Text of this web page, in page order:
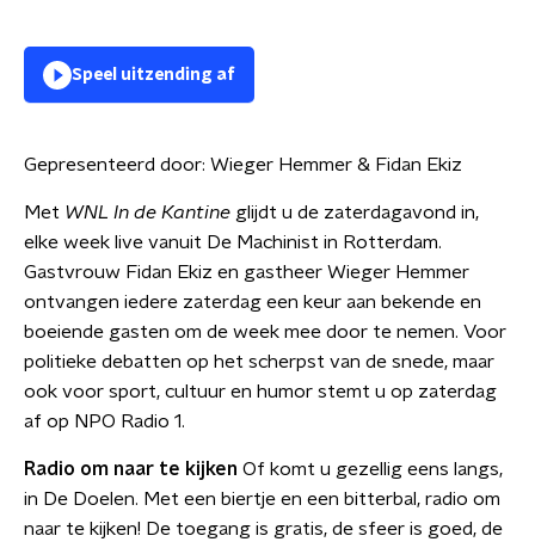
Speel uitzending af
Gepresenteerd door: Wieger Hemmer & Fidan Ekiz
Met WNL In de Kantine glijdt u de zaterdagavond in,
elke week live vanuit De Machinist in Rotterdam.
Gastvrouw Fidan Ekiz en gastheer Wieger Hemmer
ontvangen iedere zaterdag een keur aan bekende en
boeiende gasten om de week mee door te nemen. Voor
politieke debatten op het scherpst van de snede, maar
ook voor sport, cultuur en humor stemt u op zaterdag
af op NPO Radio 1.
Radio om naar te kijken Of komt u gezellig eens langs,
in De Doelen. Met een biertje en een bitterbal, radio om
naar te kijken! De toegang is gratis, de sfeer is goed, de